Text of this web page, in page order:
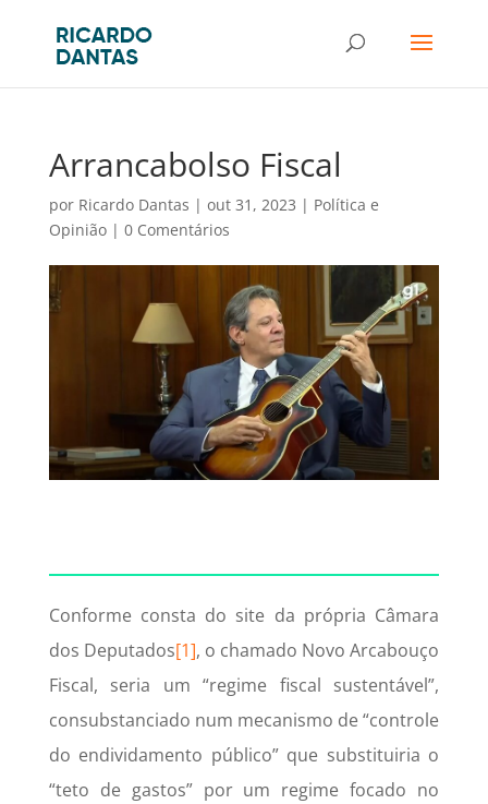
Arrancabolso Fiscal
por Ricardo Dantas | out 31, 2023 | Política e
Opinião| 0 Comentários
Conforme consta do site da própria Câmara
dos Deputados[1], o chamado Novo Arcabouço
Fiscal, seria um “regime fiscal sustentável”,
consubstanciado num mecanismo de “controle
do endividamento público” que substituiria o
“teto de gastos” por um regime ­focado no